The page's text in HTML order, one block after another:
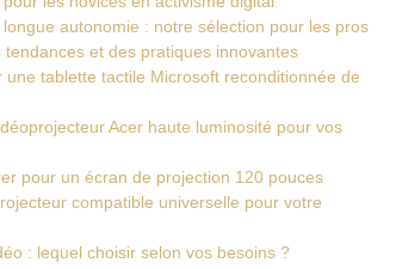
autonomie : notre sélection pour les pros
et des pratiques innovantes
tablette tactile Microsoft reconditionnée de
Acer haute luminosité pour vos
pour un écran de projection 120 pouces
compatible universelle pour votre
: lequel choisir selon vos besoins ?